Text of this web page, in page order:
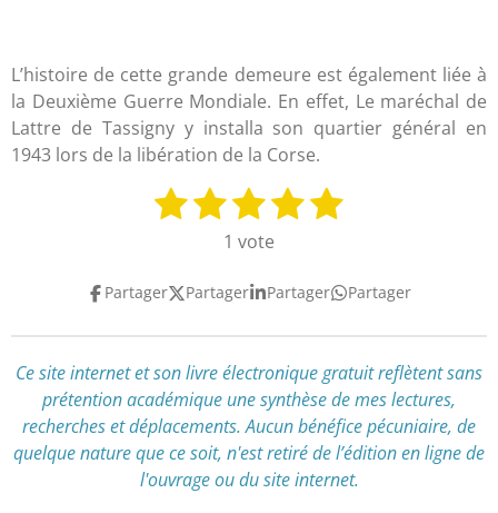
L’histoire de cette grande demeure est également liée à
la Deuxième Guerre Mondiale. En effet, Le maréchal de
Lattre de Tassigny y installa son quartier général en
1943 lors de la libération de la Corse.
a
:
1
o
i
l
e
2
o
i
l
e
s
3
é
o
i
l
e
s
4
é
o
i
l
e
s
5
o
i
l
e
s
y
r
l
'
é
v
a
l
1 vote
Partager Partager Partager Partager
Ce site internet et son livre électronique gratuit reflètentsans
prétention académique une synthèse de mes lectures,
recherches et déplacements.Aucun bénéfice pécuniaire, de
quelque nature que ce soit, n'est retiré de l’édition en ligne de
l'ouvrage ou du site internet.